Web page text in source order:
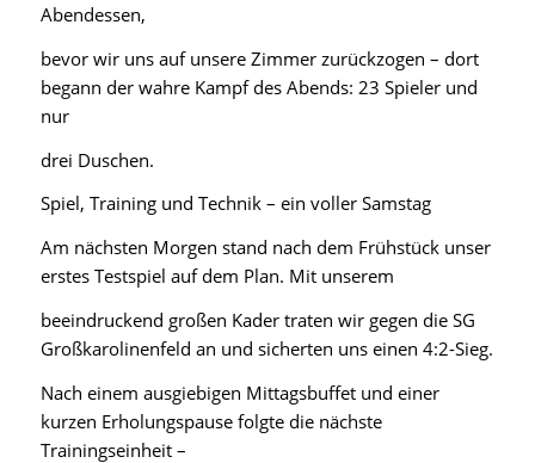
Abendessen,
bevor wir uns auf unsere Zimmer zurückzogen – dort
begann der wahre Kampf des Abends: 23 Spieler und
nur
drei Duschen.
Spiel, Training und Technik – ein voller Samstag
Am nächsten Morgen stand nach dem Frühstück unser
erstes Testspiel auf dem Plan. Mit unserem
beeindruckend großen Kader traten wir gegen die SG
Großkarolinenfeld an und sicherten uns einen 4:2-Sieg.
Nach einem ausgiebigen Mittagsbuffet und einer
kurzen Erholungspause folgte die nächste
Trainingseinheit –